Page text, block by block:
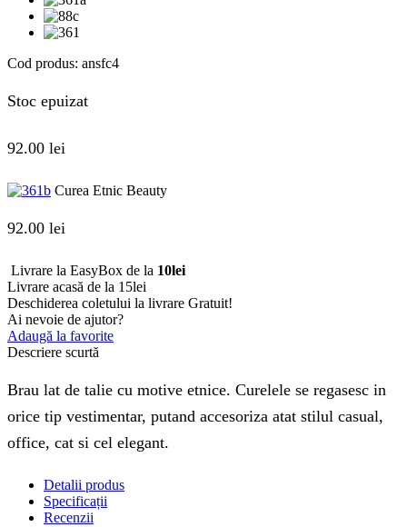
Cod produs: ansfc4
Stoc epuizat
92.00 lei
Curea Etnic Beauty
92.00 lei
Livrare la EasyBox de la 10lei
Livrare acasă de la 15lei
Deschiderea coletului la livrare Gratuit!
Ai nevoie de ajutor?
Adaugă la favorite
Descriere scurtă
Brau lat de talie cu motive etnice. Curelele se regasesc in
orice tip vestimentar, putand accesoriza atat stilul casual,
office, cat si cel elegant.
Detalii produs
Specificații
Recenzii